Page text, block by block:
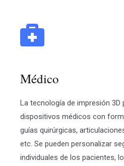
Médico
La tecnología de impresión 3D
dispositivos médicos con
guías quirúrgicas,
etc. Se pueden personalizar
individuales de los pacientes,